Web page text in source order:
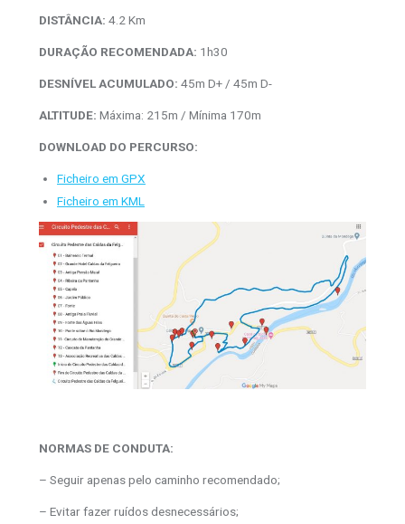
DISTÂNCIA: 4.2 Km
DURAÇÃO RECOMENDADA: 1h30
DESNÍVEL ACUMULADO: 45m D+ / 45m D-
ALTITUDE: Máxima: 215m / Mínima 170m
DOWNLOAD DO PERCURSO:
Ficheiro em GPX
Ficheiro em KML
NORMAS DE CONDUTA:
– Seguir apenas pelo caminho recomendado;
– Evitar fazer ruídos desnecessários;